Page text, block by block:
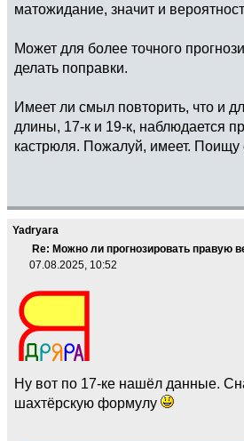
матожидание, значит и
Может для более точного
делать поправки.
Имеет ли смыл повторить, что и
длины, 17-к и 19-к, наблюдается
кастрюля. Пожалуй, имеет. Поищу
Yadryara
Re: Можно ли прогнозировать правую
07.08.2025, 10:52
Ну вот по 17-ке нашёл данные.
шахтёрскую формулу